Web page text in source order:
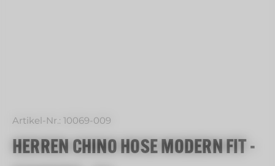
Artikel-Nr.: 10069-009
HERREN CHINO HOSE MODERN FIT -